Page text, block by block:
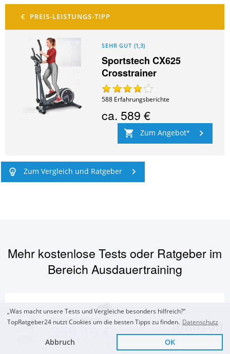
Zum Top Angebot
KOSTENLOSE LIEFERUNG
SEHR GUT (1,3)
Sportstech CX625
Crosstrainer
588 Erfahrungsberichte
ca. 589 €
Zum Angebot
Zum Vergleich und Ratgeber
Mehr kostenlose Tests oder Ratgeber im
Bereich Ausdauertraining
„Was macht unsere Tests und Vergleiche besonders hilfreich?“
TopRatgeber24 nutzt Cookies um die besten Tipps zu finden. Datenschutz
Abbruch OK